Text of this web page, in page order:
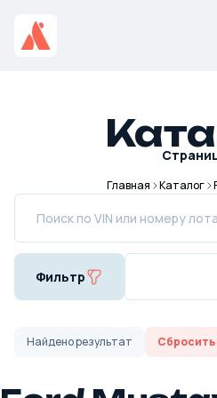
Главная Каталог
Фильтр
Найденорезультат Сбросить